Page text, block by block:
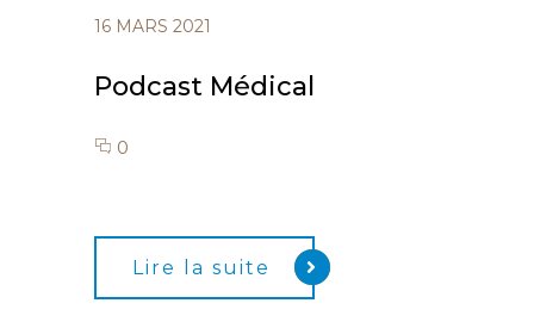
16 MARS 2021
Podcast Médical
0
Lire la suite